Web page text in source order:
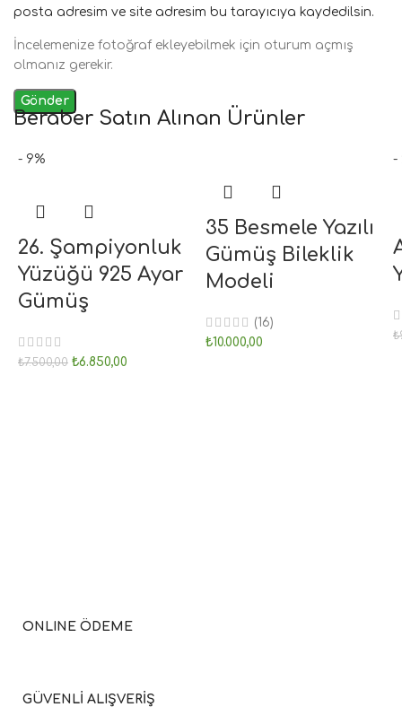
posta adresim ve site adresim bu tarayıcıya kaydedilsin.
İncelemenize fotoğraf ekleyebilmek için oturum açmış
olmanız gerekir.
Beraber Satın Alınan Ürünler
- 9%
26. Şampiyonluk
Yüzüğü 925 Ayar
Gümüş
₺7.500,00 ₺6.850,00
35 Besmele Yazılı
Gümüş Bileklik
Modeli
(16)
₺10.000,00
-
₺
ONLINE ÖDEME
GÜVENLİ ALIŞVERİŞ